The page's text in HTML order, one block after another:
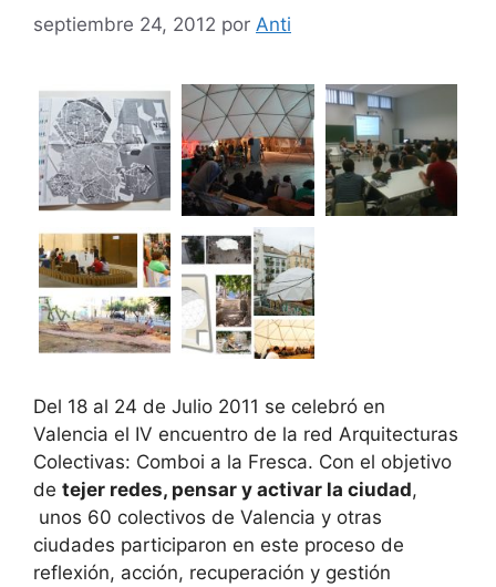
septiembre 24, 2012 por Anti
Del 18 al 24 de Julio 2011 se celebró en
Valencia el IV encuentro de la red Arquitecturas
Colectivas: Comboi a la Fresca. Con el objetivo
de tejer redes, pensar y activar la ciudad,
unos 60 colectivos de Valencia y otras
ciudades participaron en este proceso de
reflexión, acción, recuperación y gestión